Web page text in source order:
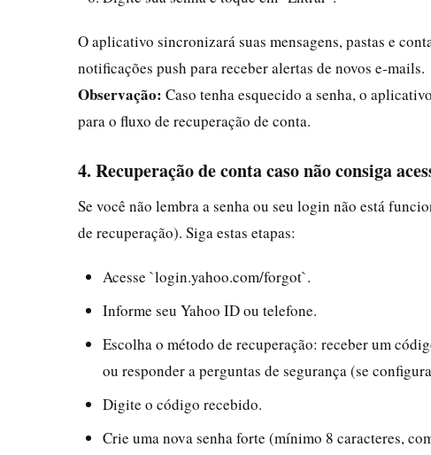
O aplicativo sincronizará suas mensagens, pastas e
notificações push para receber alertas de novos e-mails.
Observação: Caso tenha esquecido a senha, o
para o fluxo de recuperação de conta.
4. Recuperação de conta caso não consiga
Se você não lembra a senha ou seu login não está
de recuperação). Siga estas etapas:
Acesse `login.yahoo.com/forgot`.
Informe seu Yahoo ID ou telefone.
Escolha o método de recuperação: receber um
ou responder a perguntas de segurança (se
Digite o código recebido.
Crie uma nova senha forte (mínimo 8 caracteres,